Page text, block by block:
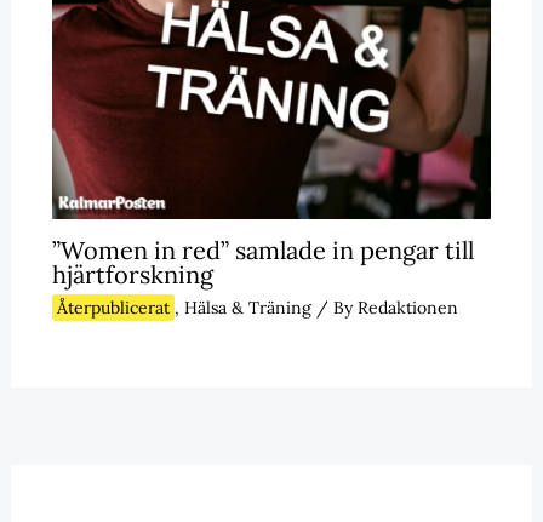
”Women in red” samlade in pengar till
hjärtforskning
Återpublicerat , Hälsa & Träning/ ByRedaktionen